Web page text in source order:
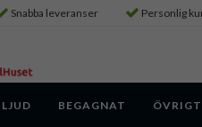
Snabba leveranser Personlig
LJUD BEGAGNAT ÖVRIGT